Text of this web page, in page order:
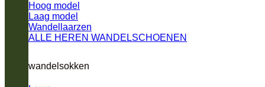
Hoog model
Laag model
Wandellaarzen
ALLE HEREN WANDELSCHOENEN
wandelsokken